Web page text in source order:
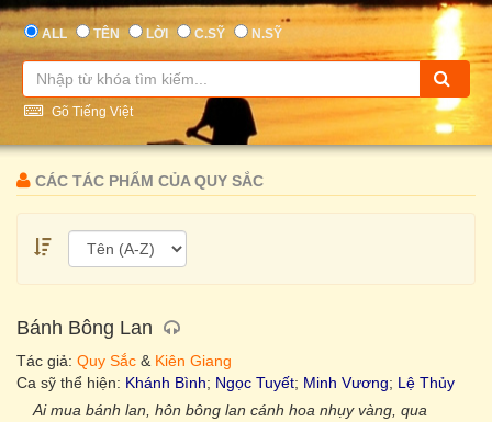
ALL TÊN LỜI C.SỸ N.SỸ
Gõ Tiếng Việt
CÁC TÁC PHẨM CỦA QUY SẮC
Bánh Bông Lan
Tác giả: Quy Sắc & Kiên Giang
Ca sỹ thể hiện: Khánh Bình; Ngọc Tuyết; Minh Vương; Lệ Thủy
Ai mua bánh lan, hôn bông lan cánh hoa nhụy vàng, qua